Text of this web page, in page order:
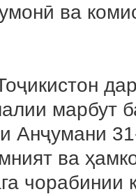
ва
марбут
Анҷумани
ва
чорабинии